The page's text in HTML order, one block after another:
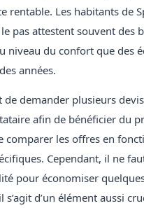
rentable. Les habitants de
pas attestent souvent des
niveau du confort que des
années.
demander plusieurs
afin de bénéficier du
comparer les offres en
Cependant, il ne
pour économiser
s’agit d’un élément aussi